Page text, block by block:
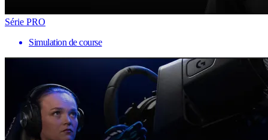
Série PRO
Simulation de course